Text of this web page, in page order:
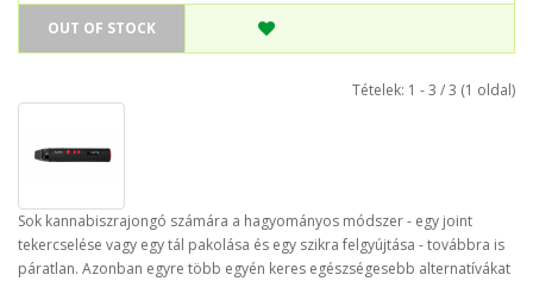
OUT OF STOCK
Tételek: 1 - 3 / 3 (1 oldal)
Sok kannabiszrajongó számára a hagyományos módszer - egy joint
tekercselése vagy egy tál pakolása és egy szikra felgyújtása - továbbra is
páratlan. Azonban egyre több egyén keres egészségesebb alternatívákat